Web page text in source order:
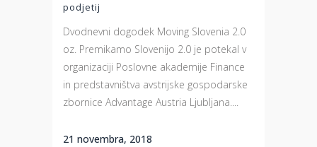
podjetij
Dvodnevni dogodek Moving Slovenia 2.0
oz. Premikamo Slovenijo 2.0 je potekal v
organizaciji Poslovne akademije Finance
in predstavništva avstrijske gospodarske
zbornice Advantage Austria Ljubljana....
21 novembra, 2018